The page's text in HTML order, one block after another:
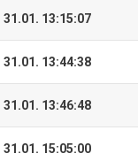
31.01. 13:15:07
31.01. 13:44:38
31.01. 13:46:48
31.01. 15:05:00